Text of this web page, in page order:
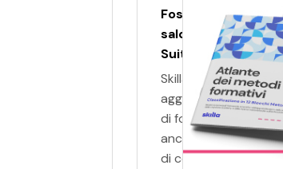
Fosway 9-Grid™
saldamente Core
Suite Provider
Skilla si conferma
aggiunge "suite
di fornire oltre ai
anche soluzioni
di coaching,